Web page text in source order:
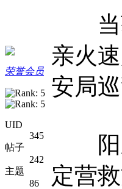
荣誉会员
UID
345
帖子
242
主题
86
当获
亲火
安局
阳泉
定营